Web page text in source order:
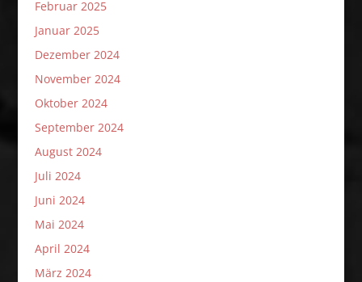
Februar 2025
Januar 2025
Dezember 2024
November 2024
Oktober 2024
September 2024
August 2024
Juli 2024
Juni 2024
Mai 2024
April 2024
März 2024